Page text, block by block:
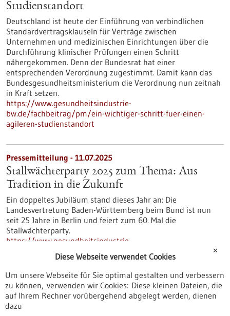
Studienstandort
Deutschland ist heute der Einführung von verbindlichen
Standardvertragsklauseln für Verträge zwischen
Unternehmen und medizinischen Einrichtungen über die
Durchführung klinischer Prüfungen einen Schritt
nähergekommen. Denn der Bundesrat hat einer
entsprechenden Verordnung zugestimmt. Damit kann das
Bundesgesundheitsministerium die Verordnung nun zeitnah
in Kraft setzen.
https://www.gesundheitsindustrie-
bw.de/fachbeitrag/pm/ein-wichtiger-schritt-fuer-einen-
agileren-studienstandort
Pressemitteilung - 11.07.2025
Stallwächterparty 2025 zum Thema: Aus
Tradition in die Zukunft
Ein doppeltes Jubiläum stand dieses Jahr an: Die
Landesvertretung Baden-Württemberg beim Bund ist nun
seit 25 Jahre in Berlin und feiert zum 60. Mal die
Stallwächterparty.
https://www.gesundheitsindustrie-
bw.de/fachbeitrag/pm/stallwaechterparty-2025-zum-thema-
aus-tradition-die-zukunft
Pressemitteilung - 11.07.2025
Molekulares Wettrüsten: Wie das Genom sich
✕
Diese Webseite verwendet Cookies
Um unsere Webseite für Sie optimal gestalten und verbessern
zu können, verwenden wir Cookies: Diese kleinen Dateien, die
auf Ihrem Rechner vorübergehend abgelegt werden, dienen
dazu